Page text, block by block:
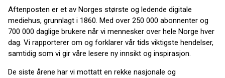
Aftenposten er et av Norges største og ledende digitale
mediehus, grunnlagt i 1860. Med over 250 000 abonnenter og
700 000 daglige brukere når vi mennesker over hele Norge hver
dag. Vi rapporterer om og forklarer vår tids viktigste hendelser,
samtidig som vi gir våre lesere ny innsikt og inspirasjon.
De siste årene har vi mottatt en rekke nasjonale og